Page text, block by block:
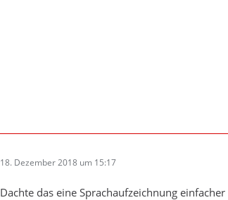
18. Dezember 2018 um 15:17
Dachte das eine Sprachaufzeichnung